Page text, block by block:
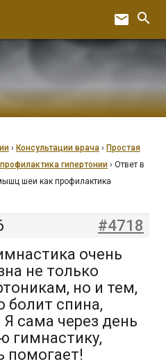
email search
› Консультации врача › Простая
гипертонии › Ответ в
шеи как профилактика
#4718
очень
не только
но и тем,
болит спина,
сама через день
гимнастику,
помогает!